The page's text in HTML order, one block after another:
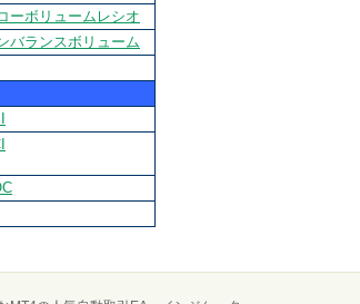
ーボリュームレシオ
バランスボリューム